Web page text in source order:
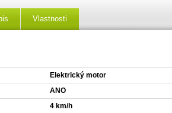
Vlastnosti
Elektrický motor
ANO
4 km/h